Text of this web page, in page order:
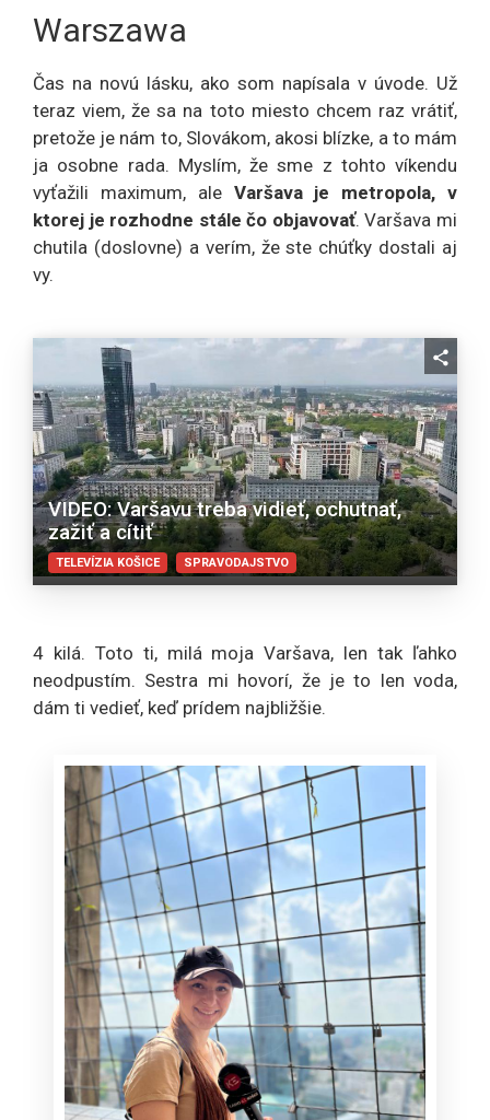
Warszawa
Čas na novú lásku, ako som napísala v úvode. Už
teraz viem, že sa na toto miesto chcem raz vrátiť,
pretože je nám to, Slovákom, akosi blízke, a to mám
ja osobne rada. Myslím, že sme z tohto víkendu
vyťažili maximum, ale Varšava je metropola, v
ktorej je rozhodne stále čo objavovať. Varšava mi
chutila (doslovne) a verím, že ste chúťky dostali aj
vy.
VIDEO: Varšavu treba vidieť, ochutnať,
zažiť a cítiť
TELEVÍZIA KOŠICE SPRAVODAJSTVO
4 kilá. Toto ti, milá moja Varšava, len tak ľahko
neodpustím. Sestra mi hovorí, že je to len voda,
dám ti vedieť, keď prídem najbližšie.